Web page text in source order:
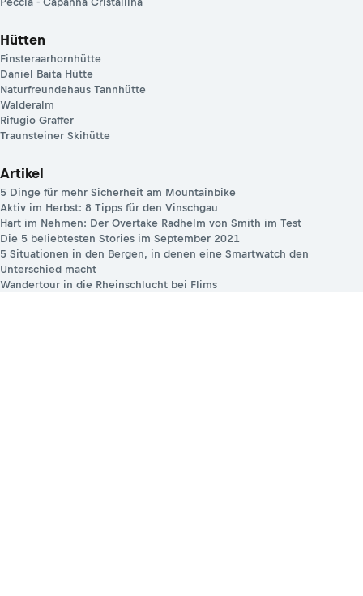
Hütten
Finsteraarhornhütte
Daniel Baita Hütte
Naturfreundehaus Tannhütte
Walderalm
Rifugio Graffer
Traunsteiner Skihütte
Artikel
5 Dinge für mehr Sicherheit am Mountainbike
Aktiv im Herbst: 8 Tipps für den Vinschgau
Hart im Nehmen: Der Overtake Radhelm von Smith im Test
Die 5 beliebtesten Stories im September 2021
5 Situationen in den Bergen, in denen eine Smartwatch den
Unterschied macht
Wandertour in die Rheinschlucht bei Flims